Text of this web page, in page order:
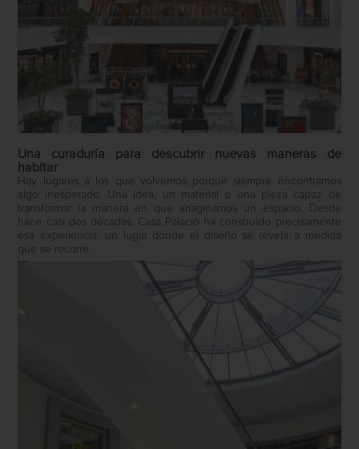
Una curaduría para descubrir nuevas maneras de
habitar
Hay lugares a los que volvemos porque siempre encontramos
algo inesperado. Una idea, un material o una pieza capaz de
transformar la manera en que imaginamos un espacio. Desde
hace casi dos décadas, Casa Palacio ha construido precisamente
esa experiencia: un lugar donde el diseño se revela a medida
que se recorre.